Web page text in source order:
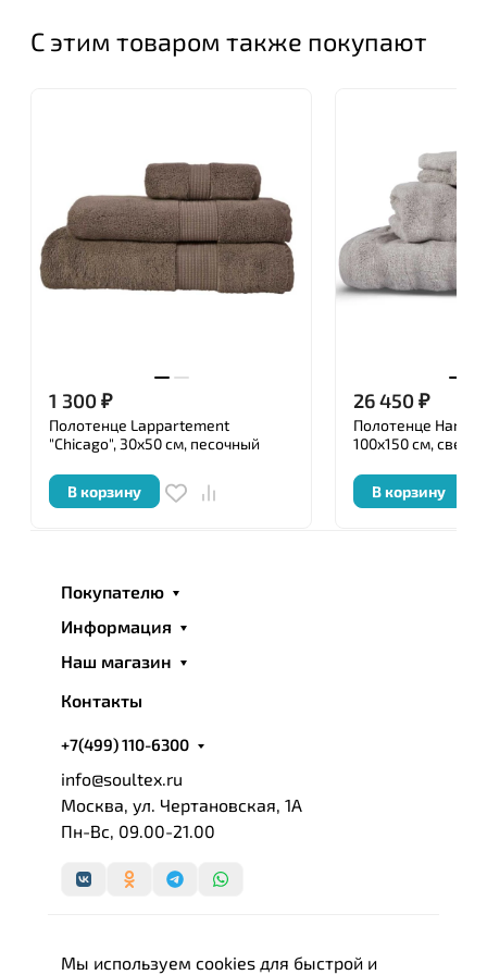
С этим товаром также покупают
1 300₽
Полотенце Lappartement
"Chicago", 30x50 см, песочный
В корзину
26 450₽
Полотенце
100x150 см,
В корзину
Покупателю
Информация
Наш магазин
Контакты
+7(499) 110-6300
info@soultex.ru
Москва, ул. Чертановская, 1А
Пн-Вс, 09.00-21.00
Мы используем cookies для быстрой и